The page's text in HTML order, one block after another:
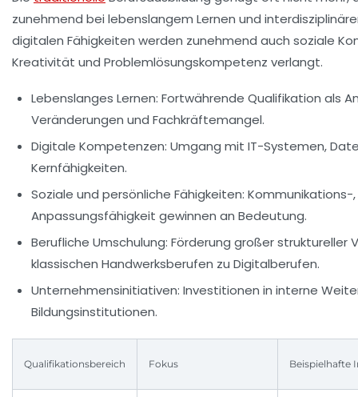
zunehmend bei lebenslangem Lernen und
digitalen Fähigkeiten werden zunehmend auch soziale
Kreativität und Problemlösungskompetenz verlangt.
Lebenslanges Lernen: Fortwährende Qualifikation als
Veränderungen und Fachkräftemangel.
Digitale Kompetenzen: Umgang mit IT-Systemen,
Kernfähigkeiten.
Soziale und persönliche Fähigkeiten: Kommunikations-
Anpassungsfähigkeit gewinnen an Bedeutung.
Berufliche Umschulung: Förderung großer struktureller
klassischen Handwerksberufen zu Digitalberufen.
Unternehmensinitiativen: Investitionen in interne
Bildungsinstitutionen.
Qualifikationsbereich Fokus Beispielhafte